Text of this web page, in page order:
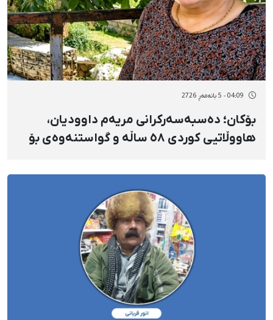
04:09 - 5 بانەمەڕ 2726
بۆکان؛ دەسبەسەرکرانی مریەم داوودیان،
هاووڵاتیی کوردی ٥٨ ساڵە و گواستنەوەی بۆ